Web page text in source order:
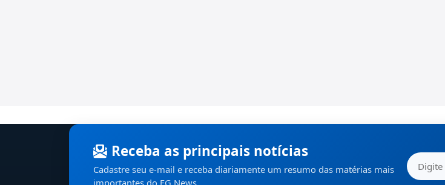
Receba as principais notícias
Cadastre seu e-mail e receba diariamente um resumo das matérias mais
importantes do EG News.